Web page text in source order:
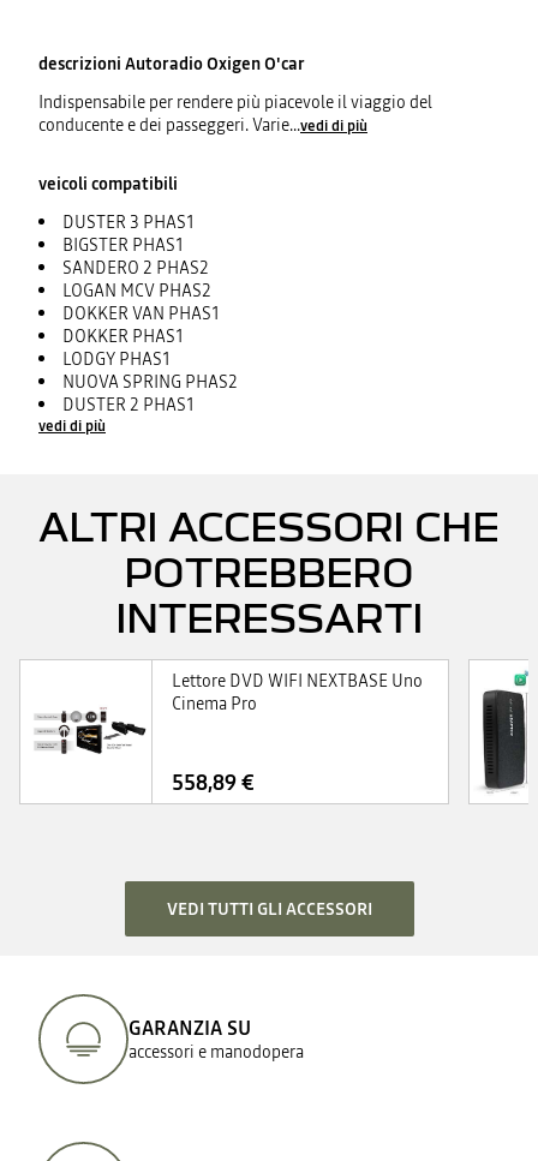
descrizioni Autoradio Oxigen O'car
Indispensabile per rendere più piacevole il viaggio del
conducente e dei passeggeri. Varie...vedi di più
veicoli compatibili
DUSTER 3 PHAS1
BIGSTER PHAS1
SANDERO 2 PHAS2
LOGAN MCV PHAS2
DOKKER VAN PHAS1
DOKKER PHAS1
LODGY PHAS1
NUOVA SPRING PHAS2
DUSTER 2 PHAS1
vedi di più
ALTRI ACCESSORI CHE
POTREBBERO
INTERESSARTI
Lettore DVD WIFI NEXTBASE Uno
Cinema Pro
558,89 €
VEDI TUTTI GLI ACCESSORI​
GARANZIA SU
accessori e manodopera